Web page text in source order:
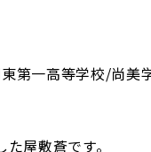
第一高等学校/尚美
屋敷蒼です。